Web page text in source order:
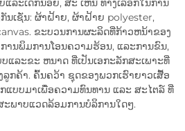
ລະເດັກນ້ອຍ, ສະ ເຫນີ ທາງເລືອກໃນການ
ນເຊັ່ນ: ຜ້າຝ້າຍ, ຜ້າຝ້າຍ polyester,
ຂະບວນການຜະລິດທີ່ກ້າວຫນ້າຂອງ
ານພິມການໂອນຄວາມຮ້ອນ, ແລະການຂົນ,
ແລະຂະ ຫນາດ ທີ່ເປັນເອກະລັກສະເພາະທີ່
ກຄ້າ. ຄົ້ນຄວ້າ ຊຸດຂອງພວກເຮົາຍາວເສື້ອ
ແບບມາເພື່ອຄວາມທົນທານ ແລະ ສະໄຕລ໌ ທີ່
ພາບແວດລ້ອມການບໍລິການໃດໆ.